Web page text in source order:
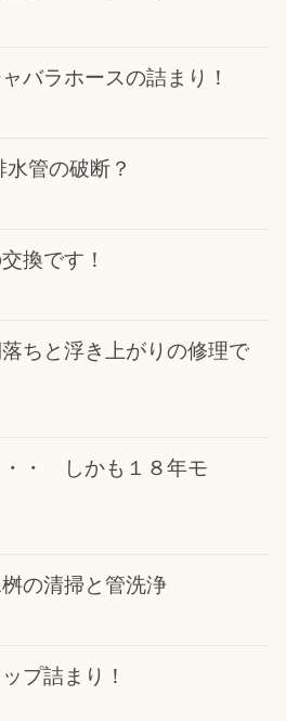
バラホースの詰まり！
管の破断？
換です！
ちと浮き上がりの修理で
・・ しかも１８年モ
の清掃と管洗浄
プ詰まり！